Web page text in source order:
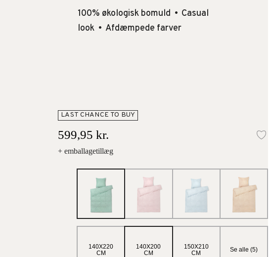
100% økologisk bomuld
Casual
look
Afdæmpede farver
LAST CHANCE TO BUY
599,95 kr.
+ emballagetillæg
140X220
CM
140X200
CM
150X210
CM
Se alle (5)